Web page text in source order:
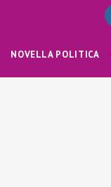
NOVELLA POLITICA